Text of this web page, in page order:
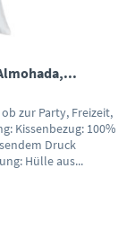
zur Party, Freizeit,
Kissenbezug: 100%
Druck
Hülle aus...